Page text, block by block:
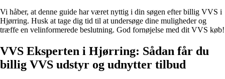
Vi håber, at denne guide har været nyttig i din søgen efter billig VVS i
Hjørring. Husk at tage dig tid til at undersøge dine muligheder og
træffe en velinformerede beslutning. God fornøjelse med dit VVS køb!
VVS Eksperten i Hjørring: Sådan får du
billig VVS udstyr og udnytter tilbud